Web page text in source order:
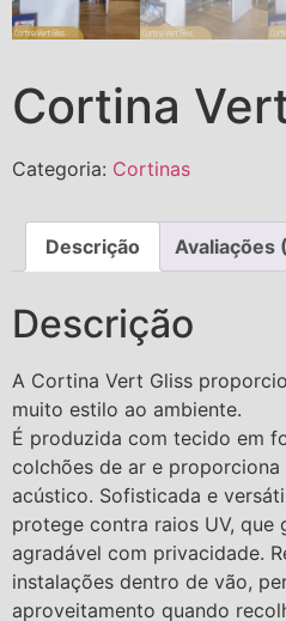
Cortina
Categoria: Cortinas
Descrição Avaliações
Descrição
A Cortina Vert Gliss
muito estilo ao ambiente.
É produzida com tecido em
colchões de ar e
acústico. Sofisticada e
protege contra raios UV, que
agradável com privacidade.
instalações dentro de vão,
aproveitamento quando